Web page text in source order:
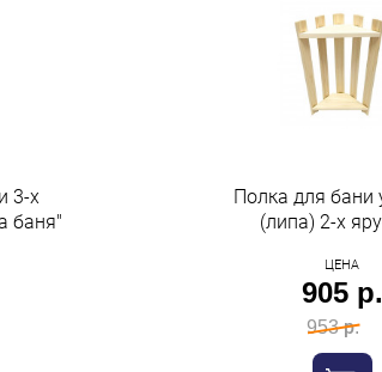
3-х
баня"
Полка для бани
(липа) 2-х
ЦЕНА
905 р.
953 р.